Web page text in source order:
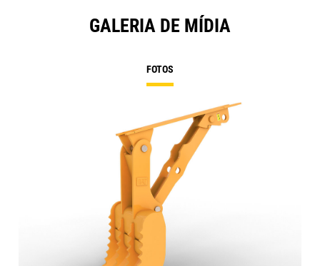
GALERIA DE MÍDIA
FOTOS